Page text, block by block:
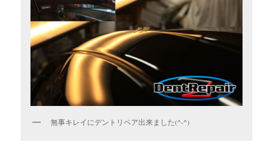
無事キレイにデントリペア出来ました(^-^)